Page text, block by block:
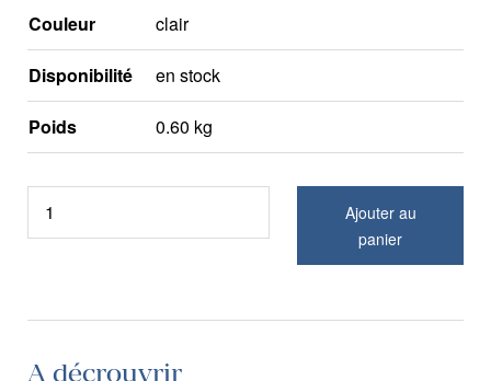
Couleur clair
Disponibilité en stock
Poids 0.60 kg
Ajouter au
panier
A décrouvrir